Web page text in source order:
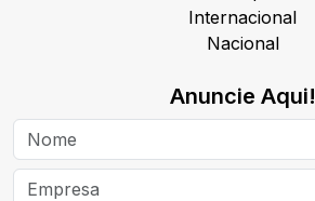
Internacional
Nacional
Anuncie Aqui!